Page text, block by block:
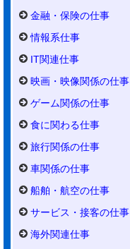
金融・保険の仕事
情報系仕事
IT関連仕事
映画・映像関係の仕事
ゲーム関係の仕事
食に関わる仕事
旅行関係の仕事
車関係の仕事
船舶・航空の仕事
サービス・接客の仕事
海外関連仕事